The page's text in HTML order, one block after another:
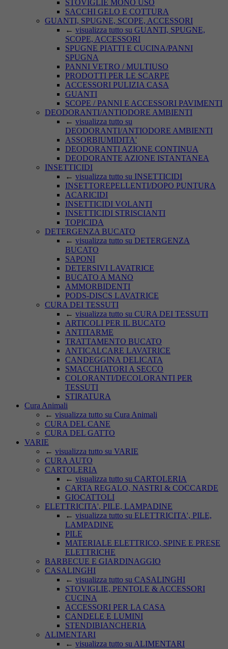
STOVIGLIE MONO USO
SACCHI GELO E COTTURA
GUANTI, SPUGNE, SCOPE, ACCESSORI
← visualizza tutto su GUANTI, SPUGNE,
SCOPE, ACCESSORI
SPUGNE PIATTI E CUCINA/PANNI
SPUGNA
PANNI VETRO / MULTIUSO
PRODOTTI PER LE SCARPE
ACCESSORI PULIZIA CASA
GUANTI
SCOPE / PANNI E ACCESSORI PAVIMENTI
DEODORANTI/ANTIODORE AMBIENTI
← visualizza tutto su
DEODORANTI/ANTIODORE AMBIENTI
ASSORBIUMIDITA'
DEODORANTI AZIONE CONTINUA
DEODORANTE AZIONE ISTANTANEA
INSETTICIDI
← visualizza tutto su INSETTICIDI
INSETTOREPELLENTI/DOPO PUNTURA
ACARICIDI
INSETTICIDI VOLANTI
INSETTICIDI STRISCIANTI
TOPICIDA
DETERGENZA BUCATO
← visualizza tutto su DETERGENZA
BUCATO
SAPONI
DETERSIVI LAVATRICE
BUCATO A MANO
AMMORBIDENTI
PODS-DISCS LAVATRICE
CURA DEI TESSUTI
← visualizza tutto su CURA DEI TESSUTI
ARTICOLI PER IL BUCATO
ANTITARME
TRATTAMENTO BUCATO
ANTICALCARE LAVATRICE
CANDEGGINA DELICATA
SMACCHIATORI A SECCO
COLORANTI/DECOLORANTI PER
TESSUTI
STIRATURA
Cura Animali
← visualizza tutto su Cura Animali
CURA DEL CANE
CURA DEL GATTO
VARIE
← visualizza tutto su VARIE
CURA AUTO
CARTOLERIA
← visualizza tutto su CARTOLERIA
CARTA REGALO, NASTRI & COCCARDE
GIOCATTOLI
ELETTRICITA', PILE, LAMPADINE
← visualizza tutto su ELETTRICITA', PILE,
LAMPADINE
PILE
MATERIALE ELETTRICO, SPINE E PRESE
ELETTRICHE
BARBECUE E GIARDINAGGIO
CASALINGHI
← visualizza tutto su CASALINGHI
STOVIGLIE, PENTOLE & ACCESSORI
CUCINA
ACCESSORI PER LA CASA
CANDELE E LUMINI
STENDIBIANCHERIA
ALIMENTARI
← visualizza tutto su ALIMENTARI